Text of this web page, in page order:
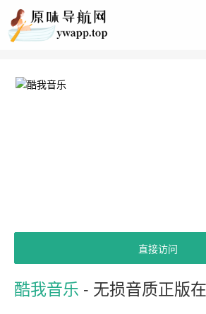
直接访问
酷我音乐 - 无损音质正版